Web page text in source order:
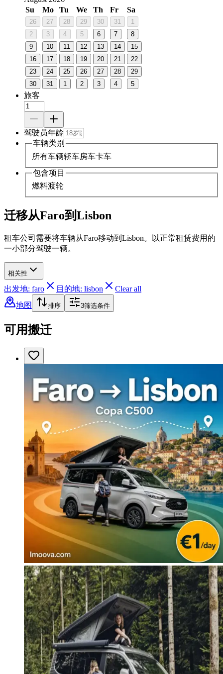
Su
Mo Tu We Th Fr Sa
26 27 28 29 30 31
1
2
3 4 5 6 7
8
9
10 11 12 13 14
15
16
17 18 19 20 21
22
23
24 25 26 27 28
29
30
31 1 2 3 4 5
旅客
驾驶员年龄
车辆类别
所有车辆轿车房车卡车
包含项目
燃料渡轮
迁移从Faro到Lisbon
租车公司需要将车辆从Faro移动到Lisbon。以正常租赁费用的
一小部分驾驶一辆。
相关性
出发地: faro 目的地: lisbon
Clear all
地图
排序 3筛选条件
可用搬迁